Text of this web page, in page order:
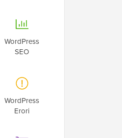
WordPress
SEO
WordPress
Erori